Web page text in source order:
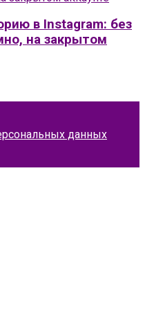
в Instagram: без
на закрытом
данных